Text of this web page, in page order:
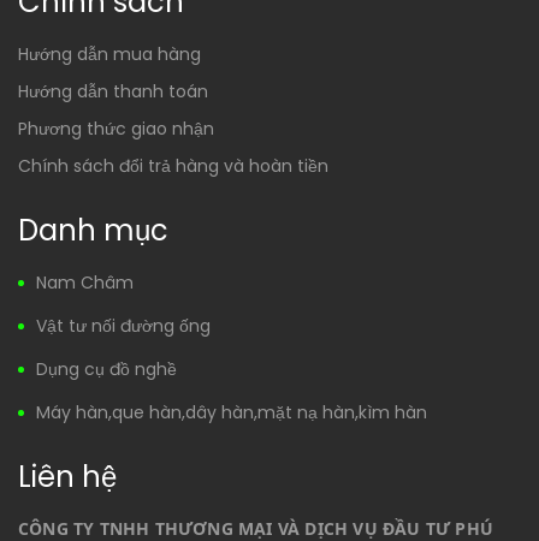
Hướng dẫn mua hàng
Hướng dẫn thanh toán
Phương thức giao nhận
Chính sách đổi trả hàng và hoàn tiền
Danh mục
Nam Châm
Vật tư nối đường ống
Dụng cụ đồ nghề
Máy hàn,que hàn,dây hàn,mặt nạ hàn,kìm hàn
Liên hệ
CÔNG TY TNHH THƯƠNG MẠI VÀ DỊCH VỤ ĐẦU TƯ PHÚ